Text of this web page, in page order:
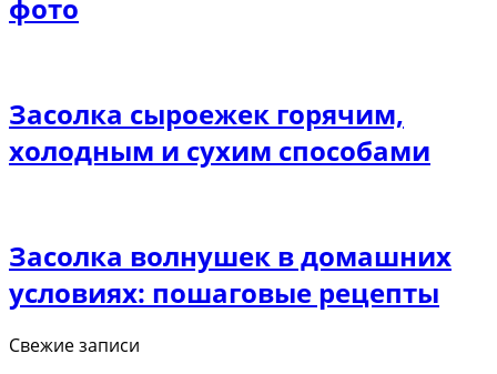
фото
Засолка сыроежек горячим,
холодным и сухим способами
Засолка волнушек в домашних
условиях: пошаговые рецепты
Свежие записи